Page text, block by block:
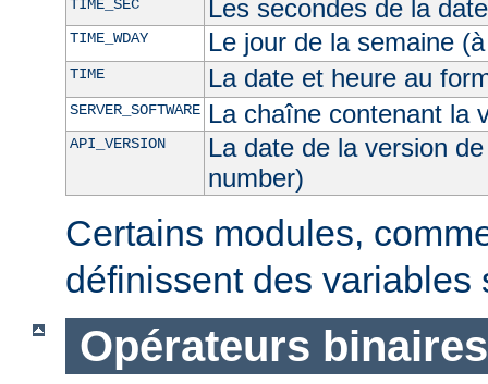
TIME_SEC Les secondes de la
TIME_WDAY Le jour de la semaine
TIME La date et heure au
SERVER_SOFTWARE La chaîne contenant la
API_VERSION
La date de la version
number)
Certains modules,
définissent des variables
Opérateurs binaires